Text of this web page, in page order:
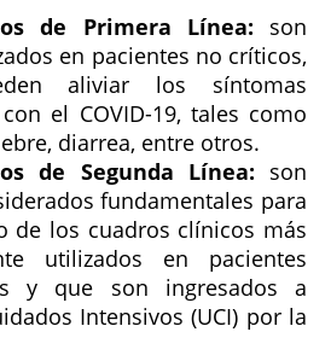
de Primera Línea: son
en pacientes no críticos,
aliviar los síntomas
el COVID-19, tales como
diarrea, entre otros.
de Segunda Línea: son
fundamentales para
de los cuadros clínicos más
utilizados en pacientes
y que son ingresados a
Intensivos (UCI) por la